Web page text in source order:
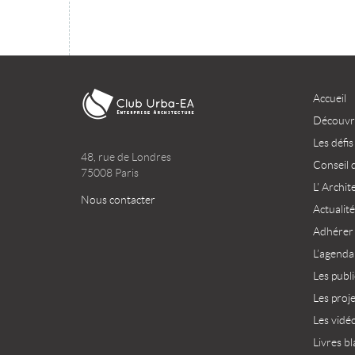
48, rue de Londres
75008 Paris
Nous contacter
Accueil
Les défis
Conseil
L’
Adhérer
Les
Les
Les
Livres